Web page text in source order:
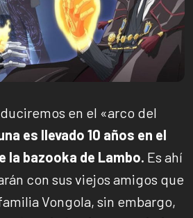
en el «arco del
es llevado 10 años en el
la bazooka de Lambo. Es ahí
con sus viejos amigos que
Vongola, sin embargo,